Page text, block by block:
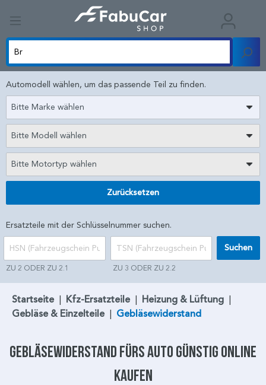
Automodell wählen, um das passende Teil zu finden.
Bitte Marke wählen
Bitte Modell wählen
Bitte Motortyp wählen
Zurücksetzen
Ersatzteile mit der Schlüsselnummer suchen.
ZU 2 ODER ZU 2.1 ZU 3 ODER ZU 2.2
Suchen
Startseite | Kfz-Ersatzteile | Heizung & Lüftung |
Gebläse & Einzelteile | Gebläsewiderstand
Gebläsewiderstand fürs Auto günstig online
kaufen